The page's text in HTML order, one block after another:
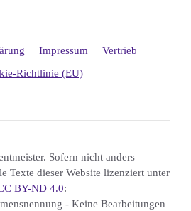
Impressum
Vertrieb
Richtlinie (EU)
Sofern nicht anders
Texte dieser Website lizenziert unter
BY-ND 4.0:
- Keine Bearbeitungen